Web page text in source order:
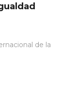
de la